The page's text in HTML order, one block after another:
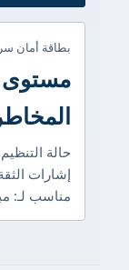
بطاقة أمان
مستوى
حالة
إشارات
مناسب لـ: